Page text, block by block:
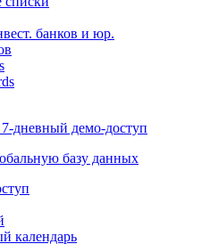
банков и юр.
7-дневный
базу данных